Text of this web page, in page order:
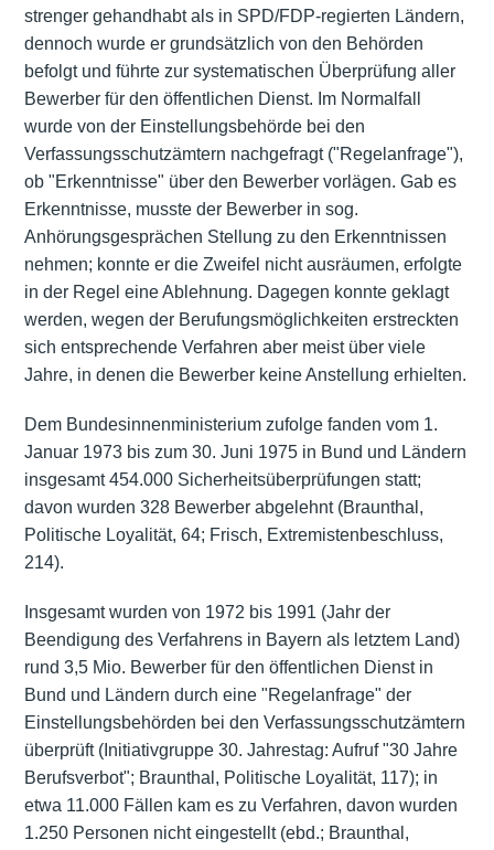
strenger gehandhabt als in SPD/FDP-regierten Ländern,
dennoch wurde er grundsätzlich von den Behörden
befolgt und führte zur systematischen Überprüfung aller
Bewerber für den öffentlichen Dienst. Im Normalfall
wurde von der Einstellungsbehörde bei den
Verfassungsschutzämtern nachgefragt ("Regelanfrage"),
ob "Erkenntnisse" über den Bewerber vorlägen. Gab es
Erkenntnisse, musste der Bewerber in sog.
Anhörungsgesprächen Stellung zu den Erkenntnissen
nehmen; konnte er die Zweifel nicht ausräumen, erfolgte
in der Regel eine Ablehnung. Dagegen konnte geklagt
werden, wegen der Berufungsmöglichkeiten erstreckten
sich entsprechende Verfahren aber meist über viele
Jahre, in denen die Bewerber keine Anstellung erhielten.
Dem Bundesinnenministerium zufolge fanden vom 1.
Januar 1973 bis zum 30. Juni 1975 in Bund und Ländern
insgesamt 454.000 Sicherheitsüberprüfungen statt;
davon wurden 328 Bewerber abgelehnt (Braunthal,
Politische Loyalität, 64; Frisch, Extremistenbeschluss,
214).
Insgesamt wurden von 1972 bis 1991 (Jahr der
Beendigung des Verfahrens in Bayern als letztem Land)
rund 3,5 Mio. Bewerber für den öffentlichen Dienst in
Bund und Ländern durch eine "Regelanfrage" der
Einstellungsbehörden bei den Verfassungsschutzämtern
überprüft (Initiativgruppe 30. Jahrestag: Aufruf "30 Jahre
Berufsverbot"; Braunthal, Politische Loyalität, 117); in
etwa 11.000 Fällen kam es zu Verfahren, davon wurden
1.250 Personen nicht eingestellt (ebd.; Braunthal,